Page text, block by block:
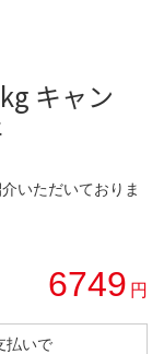
キャン
いただいておりま
6749 円
払いで